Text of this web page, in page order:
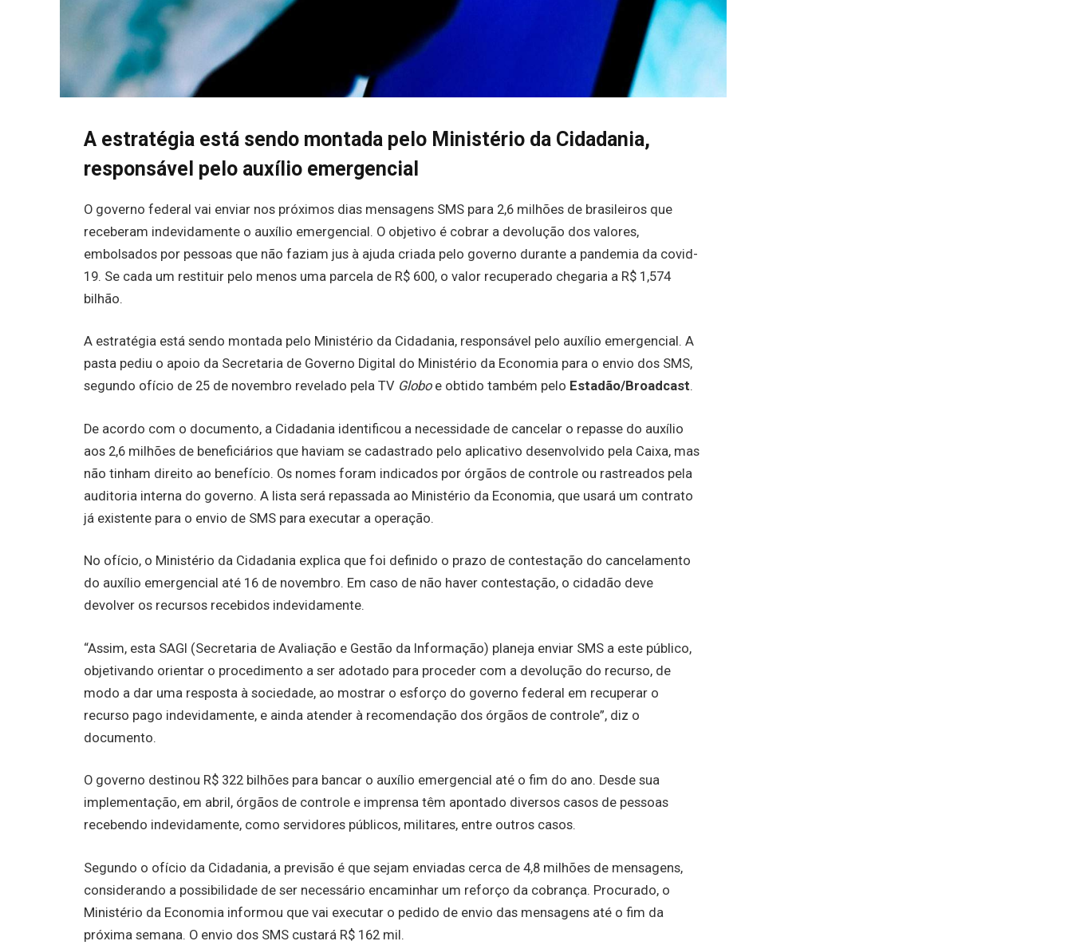
A estratégia está sendo montada pelo Ministério da Cidadania,
responsável pelo auxílio emergencial
O governo federal vai enviar nos próximos dias mensagens SMS para 2,6 milhões de brasileiros que
receberam indevidamente o auxílio emergencial. O objetivo é cobrar a devolução dos valores,
embolsados por pessoas que não faziam jus à ajuda criada pelo governo durante a pandemia da covid-
19. Se cada um restituir pelo menos uma parcela de R$ 600, o valor recuperado chegaria a R$ 1,574
bilhão.
A estratégia está sendo montada pelo Ministério da Cidadania, responsável pelo auxílio emergencial. A
pasta pediu o apoio da Secretaria de Governo Digital do Ministério da Economia para o envio dos SMS,
segundo ofício de 25 de novembro revelado pela TV Globoe obtido também pelo Estadão/Broadcast.
De acordo com o documento, a Cidadania identificou a necessidade de cancelar o repasse do auxílio
aos 2,6 milhões de beneficiários que haviam se cadastrado pelo aplicativo desenvolvido pela Caixa, mas
não tinham direito ao benefício. Os nomes foram indicados por órgãos de controle ou rastreados pela
auditoria interna do governo. A lista será repassada ao Ministério da Economia, que usará um contrato
já existente para o envio de SMS para executar a operação.
No ofício, o Ministério da Cidadania explica que foi definido o prazo de contestação do cancelamento
do auxílio emergencial até 16 de novembro. Em caso de não haver contestação, o cidadão deve
devolver os recursos recebidos indevidamente.
“Assim, esta SAGI (Secretaria de Avaliação e Gestão da Informação) planeja enviar SMS a este público,
objetivando orientar o procedimento a ser adotado para proceder com a devolução do recurso, de
modo a dar uma resposta à sociedade, ao mostrar o esforço do governo federal em recuperar o
recurso pago indevidamente, e ainda atender à recomendação dos órgãos de controle”, diz o
documento.
O governo destinou R$ 322 bilhões para bancar o auxílio emergencial até o fim do ano. Desde sua
implementação, em abril, órgãos de controle e imprensa têm apontado diversos casos de pessoas
recebendo indevidamente, como servidores públicos, militares, entre outros casos.
Segundo o ofício da Cidadania, a previsão é que sejam enviadas cerca de 4,8 milhões de mensagens,
considerando a possibilidade de ser necessário encaminhar um reforço da cobrança. Procurado, o
Ministério da Economia informou que vai executar o pedido de envio das mensagens até o fim da
próxima semana. O envio dos SMS custará R$ 162 mil.